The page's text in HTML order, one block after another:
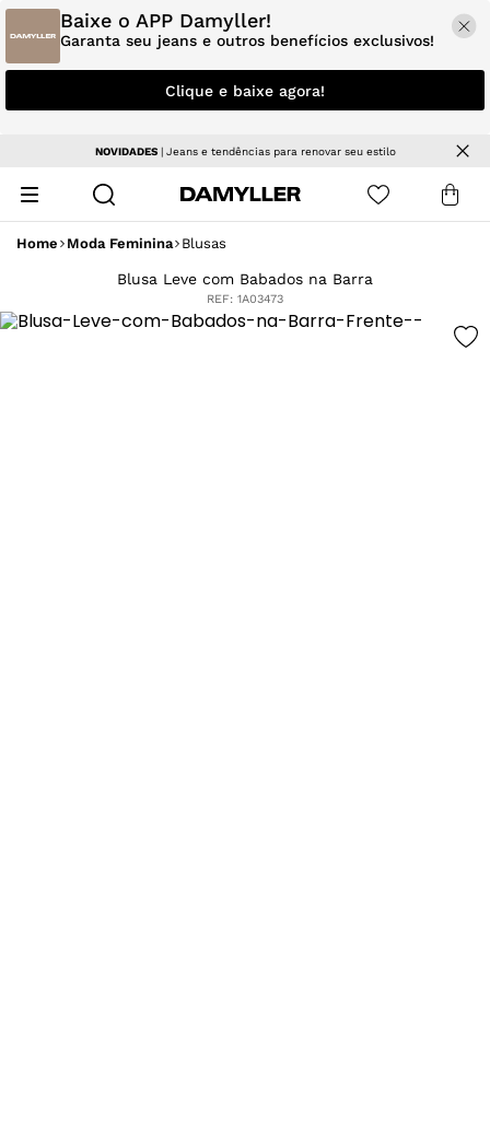
Baixe o APP Damyller!
Garanta seu jeans e outros benefícios exclusivos!
Clique e baixe agora!
NOVIDADES| Jeans e tendências para renovar seu estilo
Home Moda Feminina Blusas
Blusa Leve com Babados na Barra
REF: 1A03473